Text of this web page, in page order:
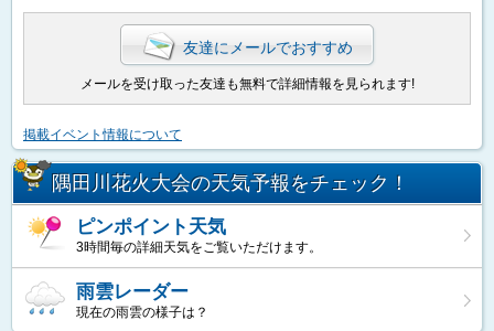
友達にメールでおすすめ
メールを受け取った友達も無料で詳細情報を見られます!
掲載イベント情報について
隅田川花火大会の天気予報をチェック！
ピンポイント天気
3時間毎の詳細天気をご覧いただけます。
雨雲レーダー
現在の雨雲の様子は？